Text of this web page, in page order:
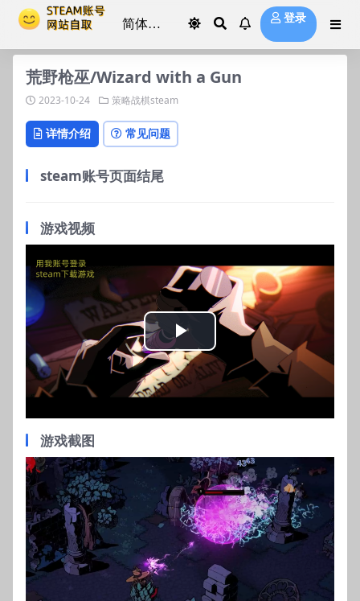
登录
荒野枪巫/Wizard with a Gun
2023-10-24 策略战棋steam
详情介绍 常见问题
steam账号页面结尾
游戏视频
Play
Video
游戏截图